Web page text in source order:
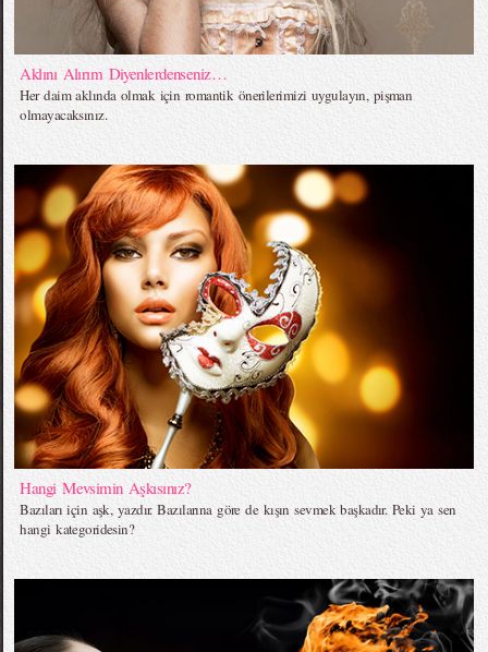
Aklını Alırım Diyenlerdenseniz…
Her daim aklında olmak için romantik önerilerimizi uygulayın, pişman
olmayacaksınız.
Hangi Mevsimin Aşkısınız?
Bazıları için aşk, yazdır. Bazılarına göre de kışın sevmek başkadır. Peki ya sen
hangi kategoridesin?